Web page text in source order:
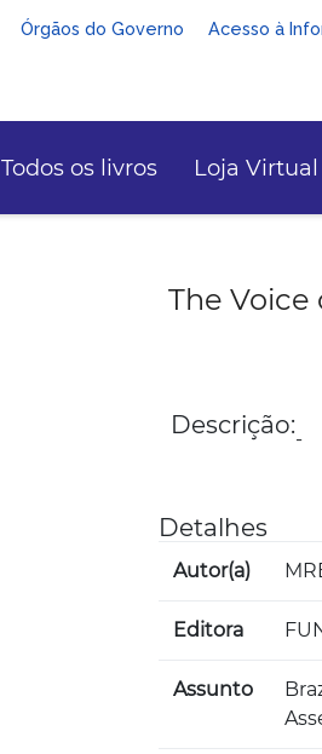
Órgãos do Governo Acesso à
Todos os livros Loja Virtual
The
Descrição:-
Detalhes
Autor(a)
Editora
Assunto